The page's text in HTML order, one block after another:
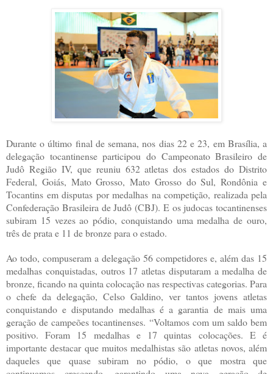
Durante o último final de semana, nos dias 22 e 23, em Brasília, a
delegação tocantinense participou do Campeonato Brasileiro de
Judô Região IV, que reuniu 632 atletas dos estados do Distrito
Federal, Goiás, Mato Grosso, Mato Grosso do Sul, Rondônia e
Tocantins em disputas por medalhas na competição, realizada pela
Confederação Brasileira de Judô (CBJ). E os judocas tocantinenses
subiram 15 vezes ao pódio, conquistando uma medalha de ouro,
três de prata e 11 de bronze para o estado.
Ao todo, compuseram a delegação 56 competidores e, além das 15
medalhas conquistadas, outros 17 atletas disputaram a medalha de
bronze, ficando na quinta colocação nas respectivas categorias. Para
o chefe da delegação, Celso Galdino, ver tantos jovens atletas
conquistando e disputando medalhas é a garantia de mais uma
geração de campeões tocantinenses. “Voltamos com um saldo bem
positivo. Foram 15 medalhas e 17 quintas colocações. E é
importante destacar que muitos medalhistas são atletas novos, além
daqueles que quase subiram no pódio, o que mostra que